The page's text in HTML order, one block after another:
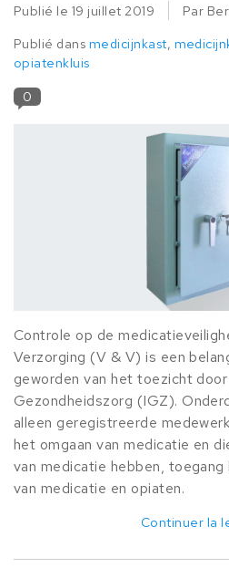
Publié le 19 juillet 2019
Par
Publié dans medicijnkast,
opiatenkluis
0
Controle op de
Verzorging (V & V) is een
geworden van het toezicht
Gezondheidszorg (IGZ).
alleen geregistreerde
het omgaan van medicatie en
van medicatie hebben,
van medicatie en opiaten.
Continuer la